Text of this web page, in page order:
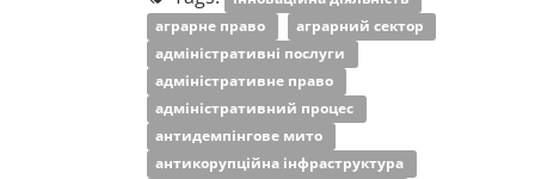
аграрне право
аграрний сектор
адміністративні послуги
адміністративне право
адміністративний процес
антидемпінгове мито
антикорупційна інфраструктура